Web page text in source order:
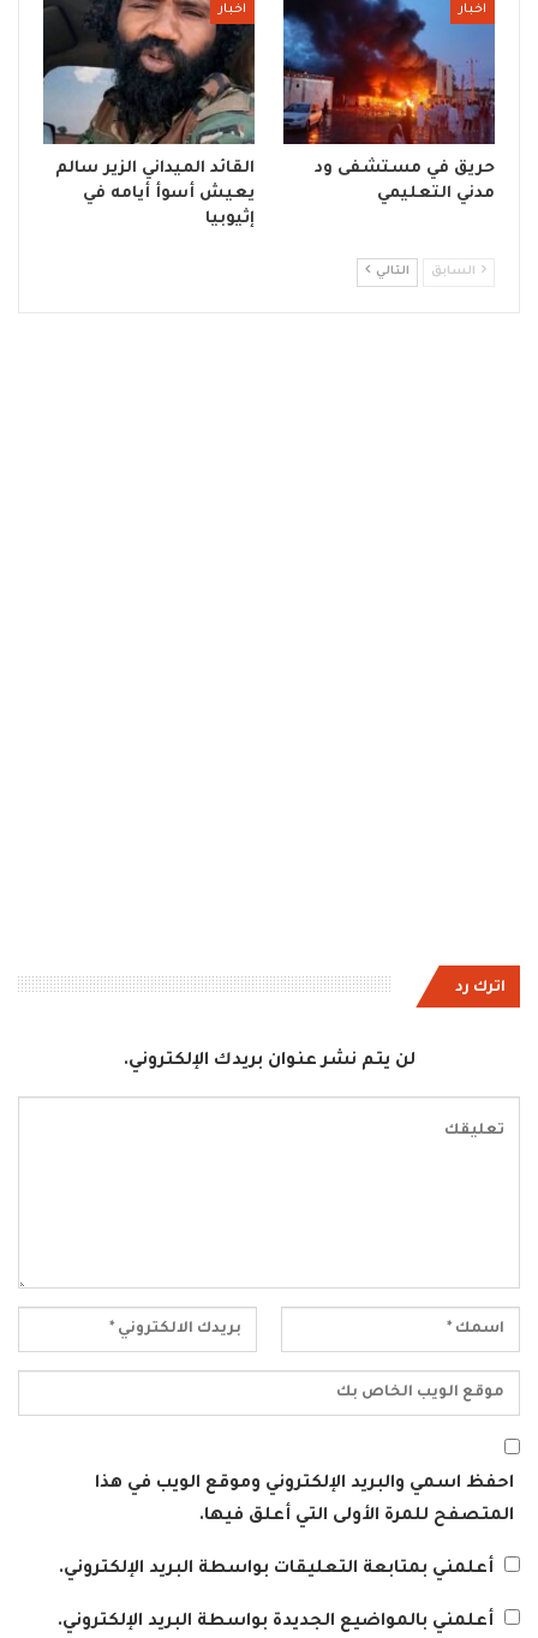
اخبار
حريق في مستشفى ود
مدني التعليمي
اخبار
القائد الميداني الزير سالم
يعيش أسوأ أيامه في
إثيوبيا
السابق التالي
اترك رد
لن يتم نشر عنوان بريدك الإلكتروني.
احفظ اسمي والبريد الإلكتروني وموقع الويب في هذا
المتصفح للمرة الأولى التي أعلق فيها.
أعلمني بمتابعة التعليقات بواسطة البريد الإلكتروني.
أعلمني بالمواضيع الجديدة بواسطة البريد الإلكتروني.